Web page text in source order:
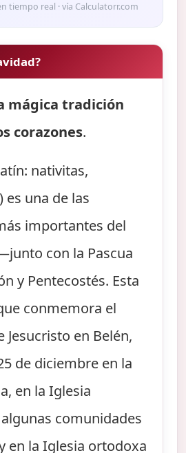
tiempo real · vía Calculatorr.com
mágica tradición
corazones.
nativitas,
es una de las
importantes del
con la Pascua
y Pentecostés. Esta
conmemora el
Jesucristo en Belén,
de diciembre en la
en la Iglesia
comunidades
en la Iglesia ortodoxa